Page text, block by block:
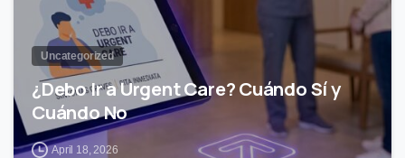
Uncategorized
¿Debo Ir a Urgent Care? Cuándo Sí y
Cuándo No
April 18, 2026